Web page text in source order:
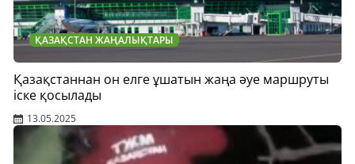
ҚАЗАҚСТАН ЖАҢАЛЫҚТАРЫ
Қазақстаннан он елге ұшатын жаңа әуе маршруты
іске қосылады
13.05.2025